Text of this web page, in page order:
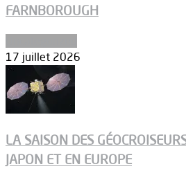
FARNBOROUGH
17 juillet 2026
LA SAISON DES
JAPON ET EN EUROPE